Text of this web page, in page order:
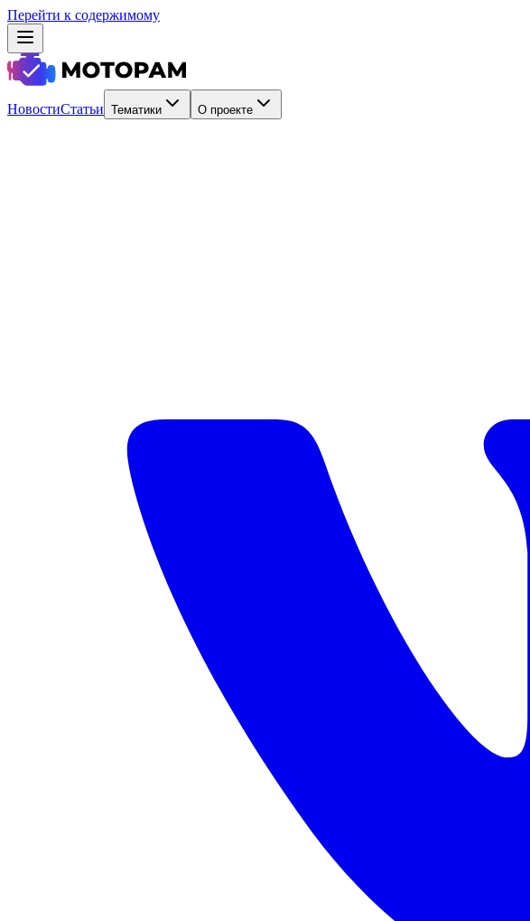
Перейти к содержимому
НовостиСтатьи Тематики О проекте